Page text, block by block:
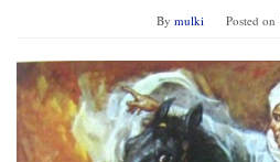
By mulki Posted on